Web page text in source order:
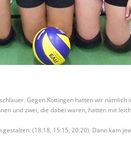
Gegen Röttingen hatten wir
und zwei, die dabei waren, hatten mit
(18:18, 15:15, 20:20). Dann kam